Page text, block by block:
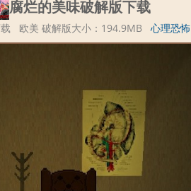
腐烂的美味破解版下载
载 欧美 破解版大小：194.9MB 心理恐怖